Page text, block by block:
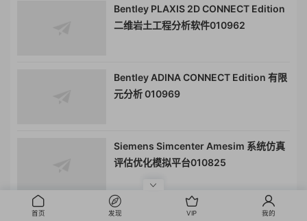
Bentley PLAXIS 2D CONNECT Edition
二维岩土工程分析软件010962
Bentley ADINA CONNECT Edition 有限
元分析 010969
Siemens Simcenter Amesim 系统仿真
评估优化模拟平台010825
Siemens Simcenter FEMAP 工程学仿真
首页 发现 VIP 我的